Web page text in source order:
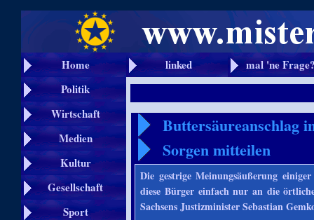
Home linked
mal 'ne
Politik
Wirtschaft
Medien
Kultur
Gesellschaft
Sport
Buttersäureanschlag
Sorgen mitteilen
Die gestrige Meinungsäußerung
diese Bürger einfach nur an die
Sachsens Justizminister Sebastian